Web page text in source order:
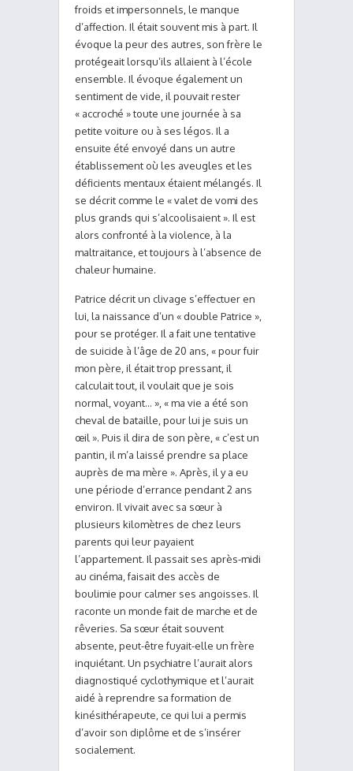
froids et impersonnels, le manque
d’affection. Il était souvent mis à part. Il
évoque la peur des autres, son frère le
protégeait lorsqu’ils allaient à l’école
ensemble. Il évoque également un
sentiment de vide, il pouvait rester
« accroché » toute une journée à sa
petite voiture ou à ses légos. Il a
ensuite été envoyé dans un autre
établissement où les aveugles et les
déficients mentaux étaient mélangés. Il
se décrit comme le « valet de vomi des
plus grands qui s’alcoolisaient ». Il est
alors confronté à la violence, à la
maltraitance, et toujours à l’absence de
chaleur humaine.
Patrice décrit un clivage s’effectuer en
lui, la naissance d’un « double Patrice »,
pour se protéger. Il a fait une tentative
de suicide à l’âge de 20 ans, « pour fuir
mon père, il était trop pressant, il
calculait tout, il voulait que je sois
normal, voyant… », « ma vie a été son
cheval de bataille, pour lui je suis un
œil ». Puis il dira de son père, « c’est un
pantin, il m’a laissé prendre sa place
auprès de ma mère ». Après, il y a eu
une période d’errance pendant 2 ans
environ. Il vivait avec sa sœur à
plusieurs kilomètres de chez leurs
parents qui leur payaient
l’appartement. Il passait ses après-midi
au cinéma, faisait des accès de
boulimie pour calmer ses angoisses. Il
raconte un monde fait de marche et de
rêveries. Sa sœur était souvent
absente, peut-être fuyait-elle un frère
inquiétant. Un psychiatre l’aurait alors
diagnostiqué cyclothymique et l’aurait
aidé à reprendre sa formation de
kinésithérapeute, ce qui lui a permis
d’avoir son diplôme et de s’insérer
socialement.